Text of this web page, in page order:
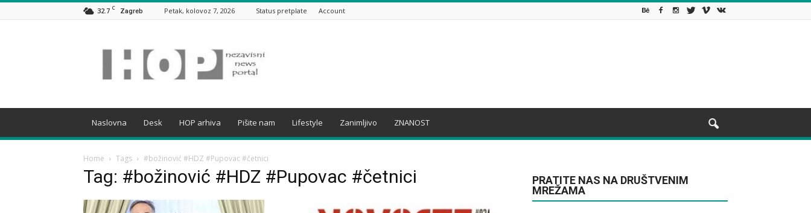
32.7 C Zagreb Petak, kolovoz 7, 2026 Status pretplate Account
Naslovna Desk HOP arhiva Pišite nam Lifestyle Zanimljivo ZNANOST
Home Tags #božinović #HDZ #Pupovac #četnici
Tag: #božinović #HDZ #Pupovac #četnici
PRATITE NAS NA DRUŠTVENIM
MREŽAMA